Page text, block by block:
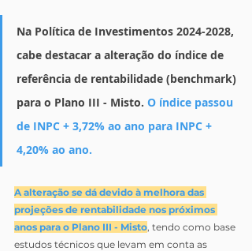
Na Política de Investimentos 2024-2028,
cabe destacar a alteração do índice de
referência de rentabilidade (benchmark)
para o Plano III - Misto. O índice passou
de INPC + 3,72% ao ano para INPC +
4,20% ao ano.
A alteração se dá devido à melhora das
projeções de rentabilidade nos próximos
anos para o Plano III - Misto, tendo como base
estudos técnicos que levam em conta as